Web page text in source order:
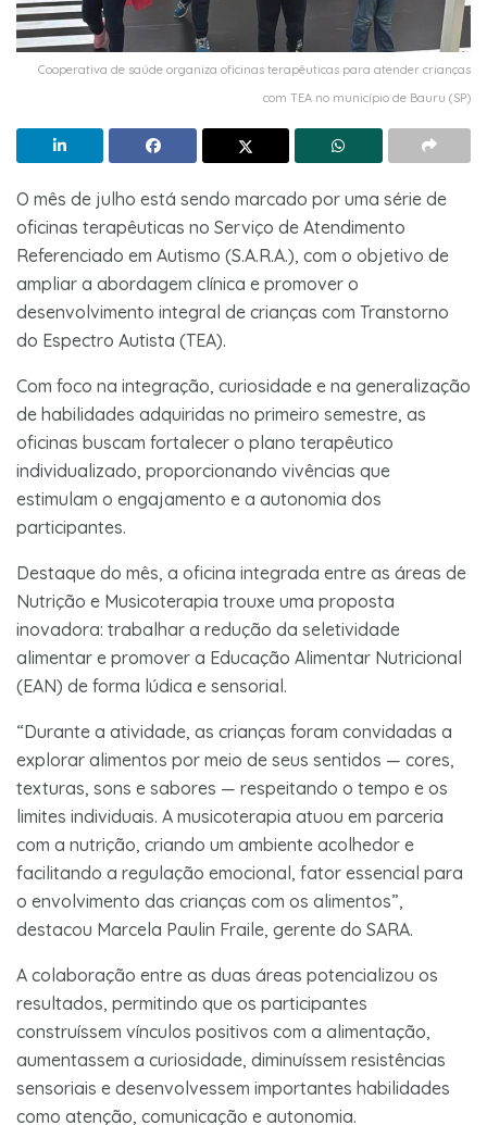
Cooperativa de saúde organiza oficinas terapêuticas para atender crianças
com TEA no município de Bauru (SP)
O mês de julho está sendo marcado por uma série de
oficinas terapêuticas no Serviço de Atendimento
Referenciado em Autismo (S.A.R.A.), com o objetivo de
ampliar a abordagem clínica e promover o
desenvolvimento integral de crianças com Transtorno
do Espectro Autista (TEA).
Com foco na integração, curiosidade e na generalização
de habilidades adquiridas no primeiro semestre, as
oficinas buscam fortalecer o plano terapêutico
individualizado, proporcionando vivências que
estimulam o engajamento e a autonomia dos
participantes.
Destaque do mês, a oficina integrada entre as áreas de
Nutrição e Musicoterapia trouxe uma proposta
inovadora: trabalhar a redução da seletividade
alimentar e promover a Educação Alimentar Nutricional
(EAN) de forma lúdica e sensorial.
“Durante a atividade, as crianças foram convidadas a
explorar alimentos por meio de seus sentidos — cores,
texturas, sons e sabores — respeitando o tempo e os
limites individuais. A musicoterapia atuou em parceria
com a nutrição, criando um ambiente acolhedor e
facilitando a regulação emocional, fator essencial para
o envolvimento das crianças com os alimentos”,
destacou Marcela Paulin Fraile, gerente do SARA.
A colaboração entre as duas áreas potencializou os
resultados, permitindo que os participantes
construíssem vínculos positivos com a alimentação,
aumentassem a curiosidade, diminuíssem resistências
sensoriais e desenvolvessem importantes habilidades
como atenção, comunicação e autonomia.